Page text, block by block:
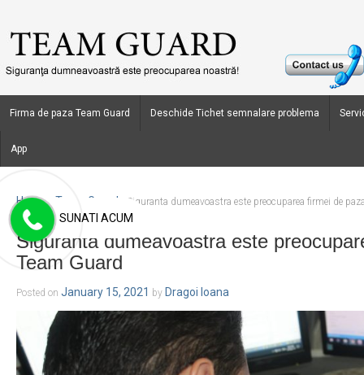
Firma de paza Team Guard Deschide Tichet semnalare problema
App
Home › Team Guard Siguranta dumeavoastra este preocuparea firmei de
Siguranta dumeavoastra este
Team Guard
Posted on January 15, 2021 by Dragoi Ioana
SUNATI ACUM